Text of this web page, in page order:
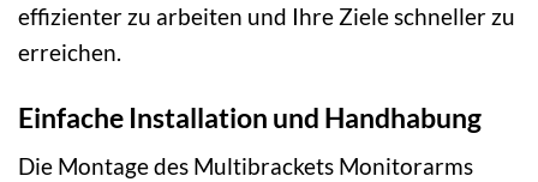
effizienter zu arbeiten und Ihre Ziele schneller zu
erreichen.
Einfache Installation und Handhabung
Die Montage des Multibrackets Monitorarms